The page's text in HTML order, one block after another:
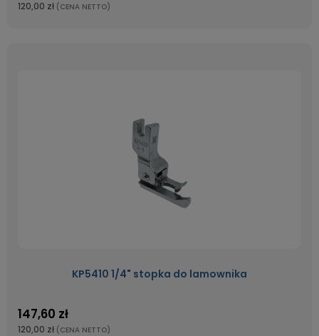
120,00 zł (CENA NETTO)
KP5410 1/4" stopka do lamownika
147,60 zł
120,00 zł (CENA NETTO)